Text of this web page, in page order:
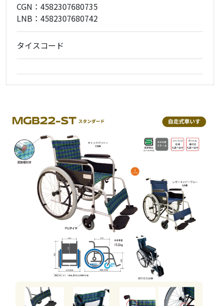
CGN：4582307680735
LNB：4582307680742
タイスコード